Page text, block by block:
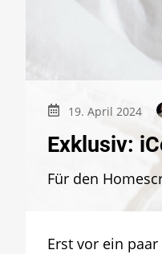
19. April 2024
Exklusiv:
Für den
Erst vor ein